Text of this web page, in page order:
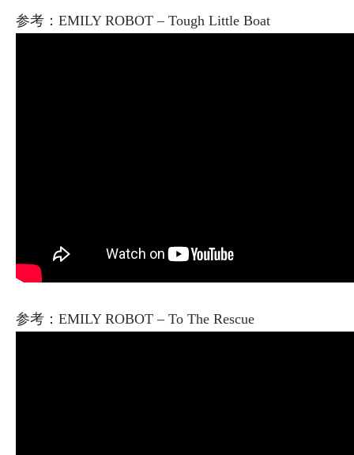
参考：EMILY ROBOT – Tough Little Boat
参考：EMILY ROBOT – To The Rescue